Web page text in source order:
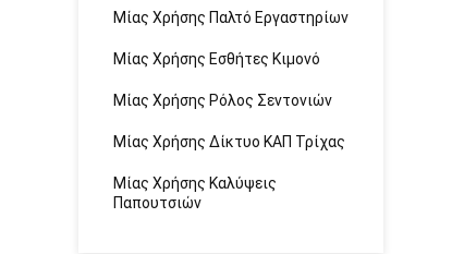
Μίας Χρήσης Παλτό Εργαστηρίων
Μίας Χρήσης Εσθήτες Κιμονό
Μίας Χρήσης Ρόλος Σεντονιών
Μίας Χρήσης Δίκτυο ΚΑΠ Τρίχας
Μίας Χρήσης Καλύψεις
Παπουτσιών